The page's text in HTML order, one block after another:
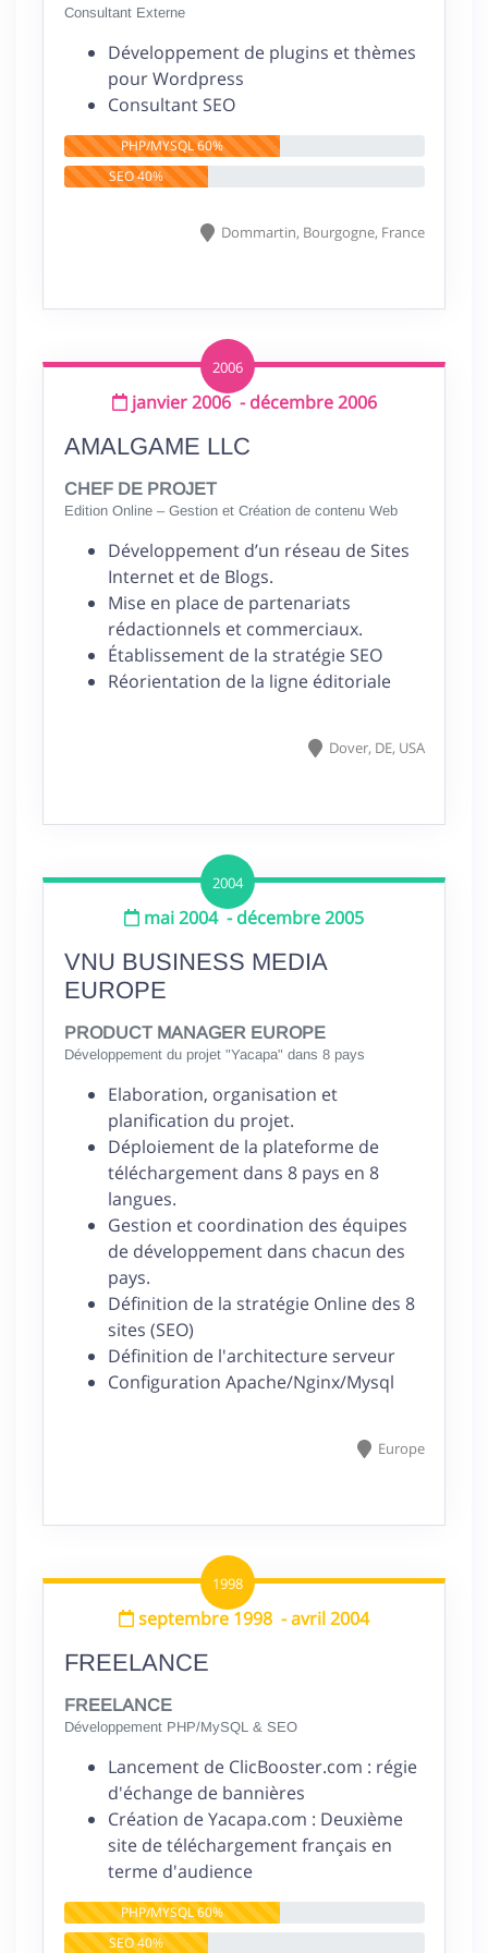
Consultant Externe
Développement de plugins et thèmes
pour Wordpress
Consultant SEO
PHP/MYSQL 60%
PHP/MYSQL 60%
SEO 40%
SEO 40%
Dommartin, Bourgogne, France
2006
janvier 2006 -décembre 2006
AMALGAME LLC
CHEF DE PROJET
Edition Online – Gestion et Création de contenu Web
Développement d’un réseau de Sites
Internet et de Blogs.
Mise en place de partenariats
rédactionnels et commerciaux.
Établissement de la stratégie SEO
Réorientation de la ligne éditoriale
Dover, DE, USA
2004
mai 2004 -décembre 2005
VNU BUSINESS MEDIA
EUROPE
PRODUCT MANAGER EUROPE
Développement du projet "Yacapa" dans 8 pays
Elaboration, organisation et
planification du projet.
Déploiement de la plateforme de
téléchargement dans 8 pays en 8
langues.
Gestion et coordination des équipes
de développement dans chacun des
pays.
Définition de la stratégie Online des 8
sites (SEO)
Définition de l'architecture serveur
Configuration Apache/Nginx/Mysql
Europe
1998
septembre 1998 -avril 2004
FREELANCE
FREELANCE
Développement PHP/MySQL & SEO
Lancement de ClicBooster.com : régie
d'échange de bannières
Création de Yacapa.com : Deuxième
site de téléchargement français en
terme d'audience
PHP/MYSQL 60%
PHP/MYSQL 60%
SEO 40%